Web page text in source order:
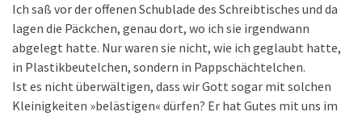
Ich saß vor der offenen Schublade des Schreibtisches und da
lagen die Päckchen, genau dort, wo ich sie irgendwann
abgelegt hatte. Nur waren sie nicht, wie ich geglaubt hatte,
in Plastikbeutelchen, sondern in Pappschächtelchen.
Ist es nicht überwältigen, dass wir Gott sogar mit solchen
Kleinigkeiten »belästigen« dürfen? Er hat Gutes mit uns im